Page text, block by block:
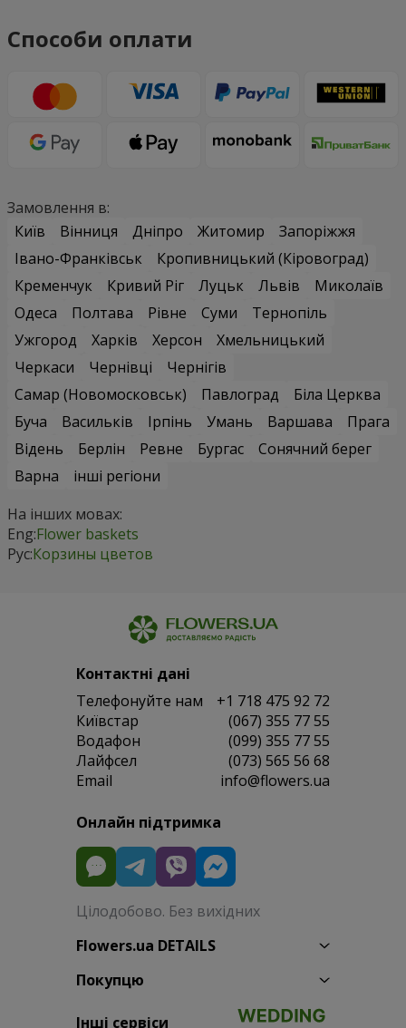
Способи оплати
Замовлення в:
Київ
Вінниця Дніпро Житомир
Запоріжжя
Івано-Франківськ
Кропивницький (Кіровоград)
Кременчук
Кривий Ріг Луцьк Львів
Миколаїв
Одеса
Полтава Рівне Суми
Тернопіль
Ужгород
Харків Херсон
Хмельницький
Черкаси
Чернівці
Чернігів
Самар (Новомосковськ)
Павлоград
Біла Церква
Буча
Васильків Ірпінь Умань Варшава
Прага
Відень
Берлін Ревне Бургас
Сонячний берег
Варна
інші регіони
На інших мовах:
Eng:Flower baskets
Рус:Корзины цветов
Контактні дані
Телефонуйте нам
+1 718 475 92 72
Київстар
(067) 355 77 55
Водафон
(099) 355 77 55
Лайфсел
(073) 565 56 68
Email
info@flowers.ua
Онлайн підтримка
Цілодобово. Без вихідних
Flowers.ua DETAILS
Покупцю
Інші сервіси